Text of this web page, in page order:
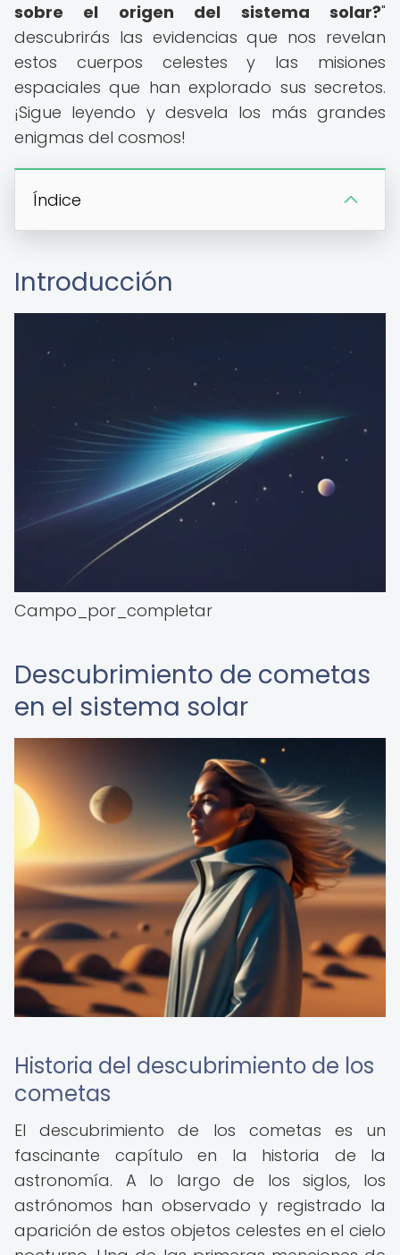
sobre el origen del sistema solar?"
descubrirás las evidencias que nos revelan
estos cuerpos celestes y las misiones
espaciales que han explorado sus secretos.
¡Sigue leyendo y desvela los más grandes
enigmas del cosmos!
Índice
Introducción
Campo_por_completar
Descubrimiento de cometas
en el sistema solar
Historia del descubrimiento de los
cometas
El descubrimiento de los cometas es un
fascinante capítulo en la historia de la
astronomía. A lo largo de los siglos, los
astrónomos han observado y registrado la
aparición de estos objetos celestes en el cielo